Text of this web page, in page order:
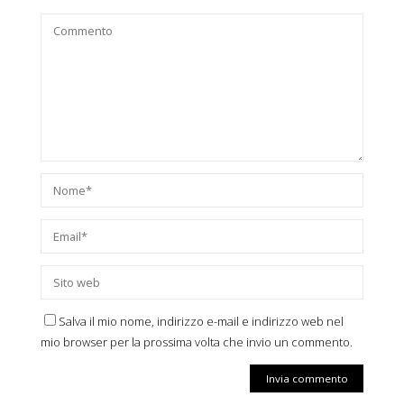
Salva il mio nome, indirizzo e-mail e indirizzo web nel
mio browser per la prossima volta che invio un commento.